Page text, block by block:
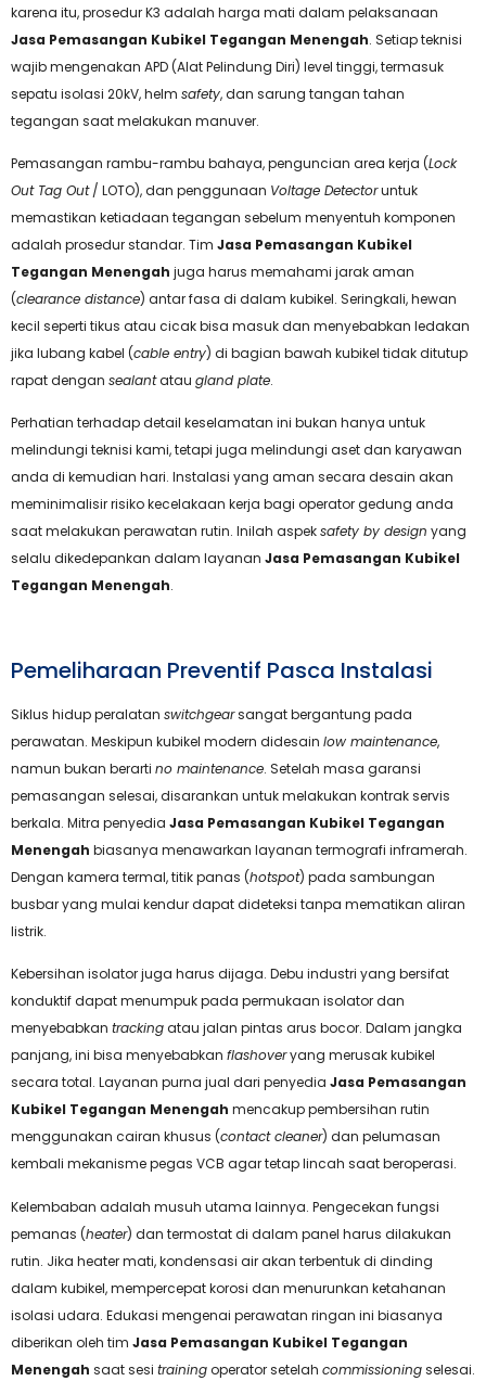
karena itu, prosedur K3 adalah harga mati dalam pelaksanaan
Jasa Pemasangan Kubikel Tegangan Menengah. Setiap teknisi
wajib mengenakan APD (Alat Pelindung Diri) level tinggi, termasuk
sepatu isolasi 20kV, helm safety, dan sarung tangan tahan
tegangan saat melakukan manuver.
Pemasangan rambu-rambu bahaya, penguncian area kerja (Lock
Out Tag Out/ LOTO), dan penggunaan Voltage Detectoruntuk
memastikan ketiadaan tegangan sebelum menyentuh komponen
adalah prosedur standar. Tim Jasa Pemasangan Kubikel
Tegangan Menengah juga harus memahami jarak aman
(clearance distance) antar fasa di dalam kubikel. Seringkali, hewan
kecil seperti tikus atau cicak bisa masuk dan menyebabkan ledakan
jika lubang kabel (cable entry) di bagian bawah kubikel tidak ditutup
rapat dengan sealantatau gland plate.
Perhatian terhadap detail keselamatan ini bukan hanya untuk
melindungi teknisi kami, tetapi juga melindungi aset dan karyawan
anda di kemudian hari. Instalasi yang aman secara desain akan
meminimalisir risiko kecelakaan kerja bagi operator gedung anda
saat melakukan perawatan rutin. Inilah aspeksafety by design yang
selalu dikedepankan dalam layanan Jasa Pemasangan Kubikel
Tegangan Menengah.
Pemeliharaan Preventif Pasca Instalasi
Siklus hidup peralatan switchgearsangat bergantung pada
perawatan. Meskipun kubikel modern didesain low maintenance,
namun bukan berarti no maintenance. Setelah masa garansi
pemasangan selesai, disarankan untuk melakukan kontrak servis
berkala. Mitra penyedia Jasa Pemasangan Kubikel Tegangan
Menengah biasanya menawarkan layanan termografi inframerah.
Dengan kamera termal, titik panas (hotspot) pada sambungan
busbar yang mulai kendur dapat dideteksi tanpa mematikan aliran
listrik.
Kebersihan isolator juga harus dijaga. Debu industri yang bersifat
konduktif dapat menumpuk pada permukaan isolator dan
menyebabkan trackingatau jalan pintas arus bocor. Dalam jangka
panjang, ini bisa menyebabkan flashoveryang merusak kubikel
secara total. Layanan purna jual dari penyedia Jasa Pemasangan
Kubikel Tegangan Menengah mencakup pembersihan rutin
menggunakan cairan khusus (contact cleaner) dan pelumasan
kembali mekanisme pegas VCB agar tetap lincah saat beroperasi.
Kelembaban adalah musuh utama lainnya. Pengecekan fungsi
pemanas (heater) dan termostat di dalam panel harus dilakukan
rutin. Jika heater mati, kondensasi air akan terbentuk di dinding
dalam kubikel, mempercepat korosi dan menurunkan ketahanan
isolasi udara. Edukasi mengenai perawatan ringan ini biasanya
diberikan oleh tim Jasa Pemasangan Kubikel Tegangan
Menengah saat sesi trainingoperator setelah commissioningselesai.